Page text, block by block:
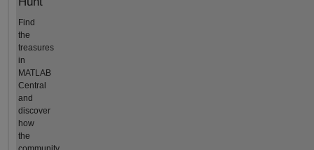
Find
the
treasures
in
MATLAB
Central
and
discover
how
the